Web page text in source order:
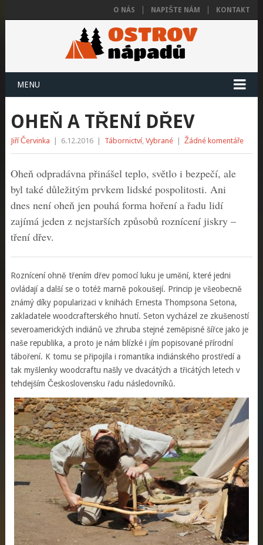
O NÁS NAPIŠTE NÁM KONTAKT
MENU
OHEŇ A TŘENÍ DŘEV
Jiří Červinka 6.12.2016 Tábornictví, Vybrané Žádné komentáře
Oheň odpradávna přinášel teplo, světlo i bezpečí, ale
byl také důležitým prvkem lidské pospolitosti. Ani
dnes není oheň jen pouhá forma hoření a řadu lidí
zajímá jeden z nejstarších způsobů roznícení jiskry –
tření dřev.
Roznícení ohně třením dřev pomocí luku je umění, které jedni
ovládají a další se o totéž marně pokoušejí. Princip je všeobecně
známý díky popularizaci v knihách Ernesta Thompsona Setona,
zakladatele woodcrafterského hnutí. Seton vycházel ze zkušeností
severoamerických indiánů ve zhruba stejné zeměpisné šířce jako je
naše republika, a proto je nám blízké i jím popisované přírodní
táboření. K tomu se připojila i romantika indiánského prostředí a
tak myšlenky woodcraftu našly ve dvacátých a třicátých letech v
tehdejším Československu řadu následovníků.